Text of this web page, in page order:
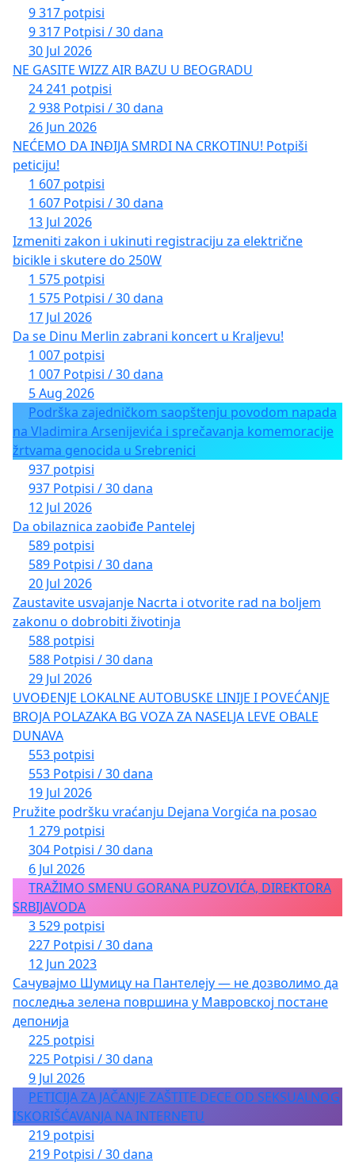
власништва на имовини коју су наши заједнички
преци градили.
Да је вјечна Црна Гора!
9 317 potpisi
9 317 Potpisi / 30 dana
30 Jul 2026
NE GASITE WIZZ AIR BAZU U BEOGRADU
24 241 potpisi
2 938 Potpisi / 30 dana
26 Jun 2026
NEĆEMO DA INĐIJA SMRDI NA CRKOTINU! Potpiši
peticiju!
1 607 potpisi
1 607 Potpisi / 30 dana
13 Jul 2026
Izmeniti zakon i ukinuti registraciju za električne
bicikle i skutere do 250W
1 575 potpisi
1 575 Potpisi / 30 dana
17 Jul 2026
Da se Dinu Merlin zabrani koncert u Kraljevu!
1 007 potpisi
1 007 Potpisi / 30 dana
5 Aug 2026
Podrška zajedničkom saopštenju povodom napada
na Vladimira Arsenijevića i sprečavanja komemoracije
žrtvama genocida u Srebrenici
937 potpisi
937 Potpisi / 30 dana
12 Jul 2026
Da obilaznica zaobiđe Pantelej
589 potpisi
589 Potpisi / 30 dana
20 Jul 2026
Zaustavite usvajanje Nacrta i otvorite rad na boljem
zakonu o dobrobiti životinja
588 potpisi
588 Potpisi / 30 dana
29 Jul 2026
UVOĐENJE LOKALNE AUTOBUSKE LINIJE I POVEĆANJE
BROJA POLAZAKA BG VOZA ZA NASELJA LEVE OBALE
DUNAVA
553 potpisi
553 Potpisi / 30 dana
19 Jul 2026
Pružite podršku vraćanju Dejana Vorgića na posao
1 279 potpisi
304 Potpisi / 30 dana
6 Jul 2026
TRAŽIMO SMENU GORANA PUZOVIĆA, DIREKTORA
SRBIJAVODA
3 529 potpisi
227 Potpisi / 30 dana
12 Jun 2023
Сачувајмо Шумицу на Пантелеју — не дозволимо да
последња зелена површина у Мавровској постане
депонија
225 potpisi
225 Potpisi / 30 dana
9 Jul 2026
PETICIJA ZA JAČANJE ZAŠTITE DECE OD SEKSUALNOG
ISKORIŠĆAVANJA NA INTERNETU
219 potpisi
219 Potpisi / 30 dana